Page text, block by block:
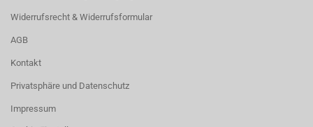
Widerrufsrecht & Widerrufsformular
AGB
Kontakt
Privatsphäre und Datenschutz
Impressum